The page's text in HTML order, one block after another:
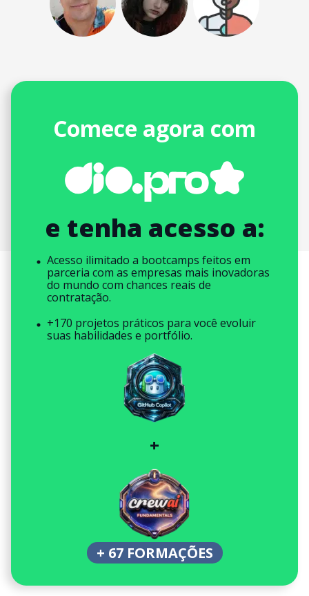
Comece agora com
e tenha acesso a:
Acesso ilimitado a bootcamps feitos em
parceria com as empresas mais inovadoras
do mundo com chances reais de
contratação.
+170 projetos práticos para você evoluir
suas habilidades e portfólio.
+
+ 67 FORMAÇÕES